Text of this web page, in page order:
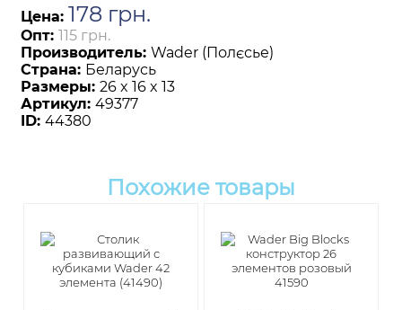
Цена: 178 грн.
Опт: 115 грн.
Производитель: Wader (Полєсье)
Страна: Беларусь
Размеры: 26 x 16 x 13
Артикул: 49377
ID: 44380
Похожие товары